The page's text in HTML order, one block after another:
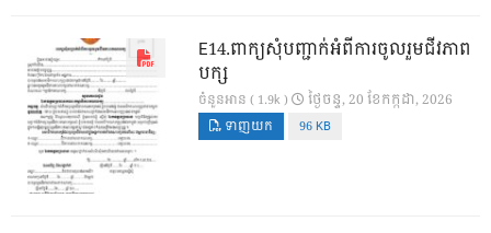
E14.ពាក្យសុំបញ្ជាក់អំពីការចូលរួមជីវភាព
បក្ស
ចំនួនអាន ( 1.9k ) ថ្ងៃ​ចន្ទ, 20 ខែ​កក្កដា, 2026
ទាញយក 96 KB